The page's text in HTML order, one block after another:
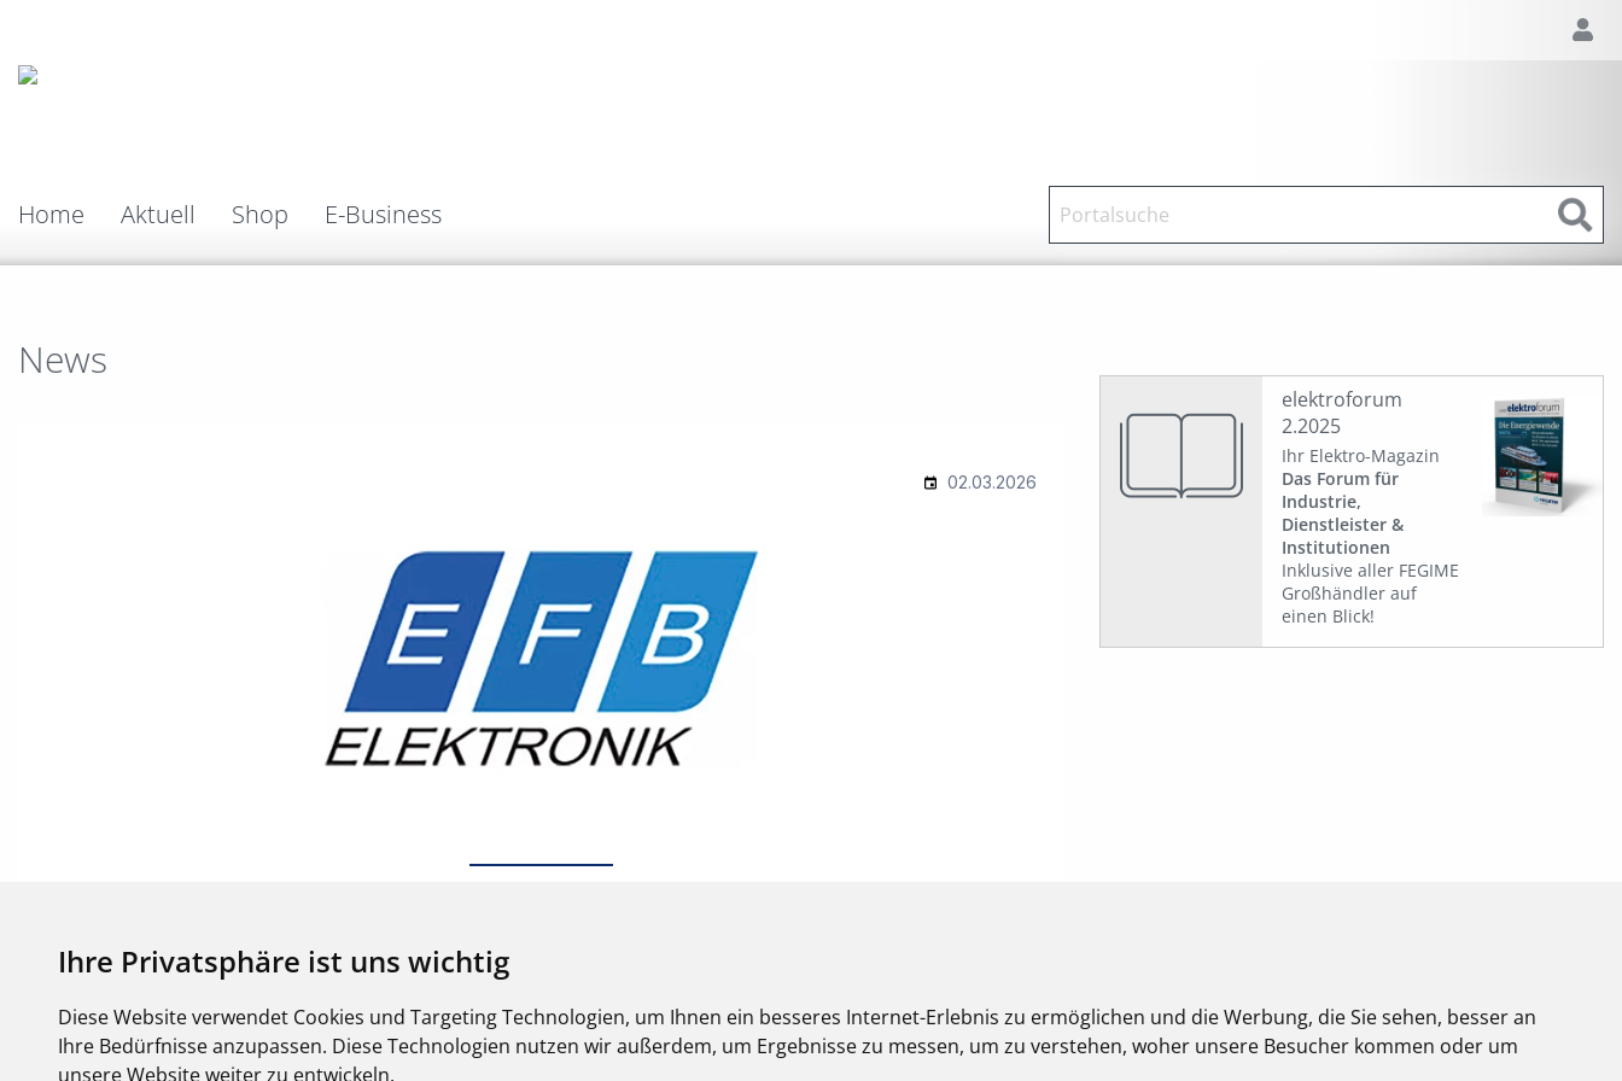
Ihre Privatsphäre ist uns wichtig
Diese Website verwendet Cookies und Targeting Technologien, um Ihnen ein besseres Internet-Erlebnis zu ermöglichen und die Werbung, die Sie sehen, besser an
Ihre Bedürfnisse anzupassen. Diese Technologien nutzen wir außerdem, um Ergebnisse zu messen, um zu verstehen, woher unsere Besucher kommen oder um
unsere Website weiter zu entwickeln.
Home Aktuell Shop E-Business
News
elektroforum
2.2025
Ihr Elektro-Magazin
Das Forum für
Industrie,
Dienstleister &
Institutionen
Inklusive aller FEGIME
Großhändler auf
einen Blick!